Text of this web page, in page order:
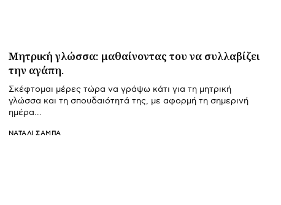
Μητρική γλώσσα: μαθαίνοντας του να συλλαβίζει
την αγάπη.
Σκέφτομαι μέρες τώρα να γράψω κάτι για τη μητρική
γλώσσα και τη σπουδαιότητά της, με αφορμή τη σημερινή
ημέρα…
ΝΑΤΑΛΊ ΣΑΜΠΆ